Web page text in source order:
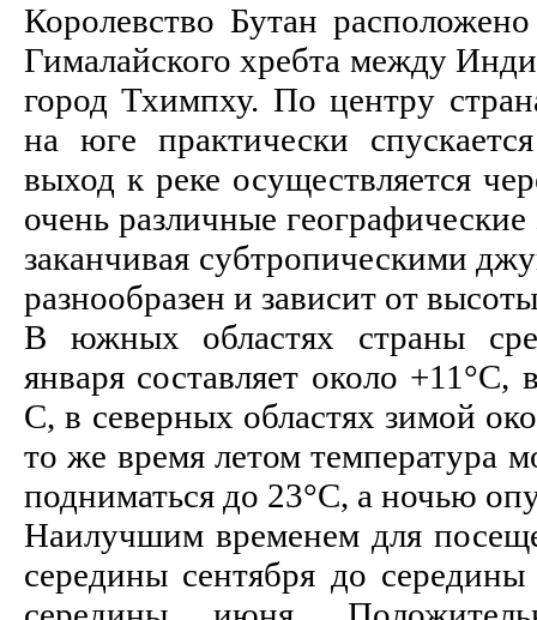
Королевство Бутан
Гималайского хребта между
городТхимпху. По центру
на юге практически
выход к реке осуществляется
очень различные
заканчивая субтропическими
разнообразен и зависит от
В южных областях страны
января составляет около
С, в северных областях зимой
то же время летом температура
подниматься до 23°С, а ночью
Наилучшим временем для
середины сентября до